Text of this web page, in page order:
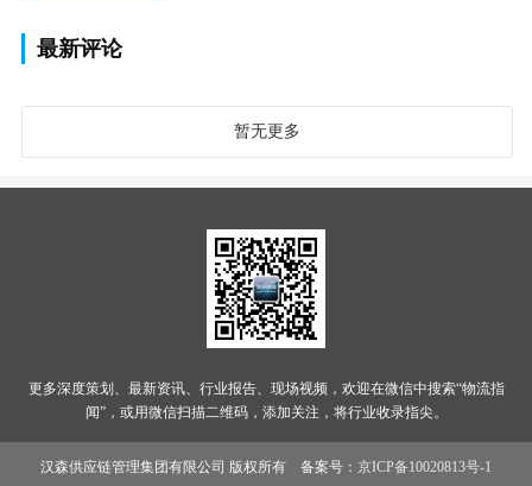
最新评论
暂无更多
更多深度策划、最新资讯、行业报告、现场视频，欢迎在微信中搜索“物流指
闻”，或用微信扫描二维码，添加关注，将行业收录指尖。
汉森供应链管理集团有限公司 版权所有 备案号： 京ICP备10020813号-1